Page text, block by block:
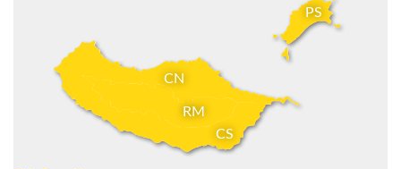
CN
CS
PS
RM